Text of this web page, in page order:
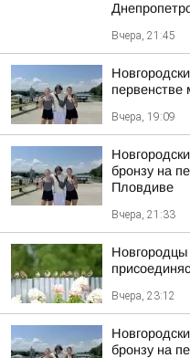
Вчера, 21:45
первенстве
Вчера, 19:09
бронзу на
Пловдиве
Вчера, 21:33
Новгородцы
Вчера, 23:12
бронзу на